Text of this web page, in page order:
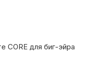
CORE для биг-эйра